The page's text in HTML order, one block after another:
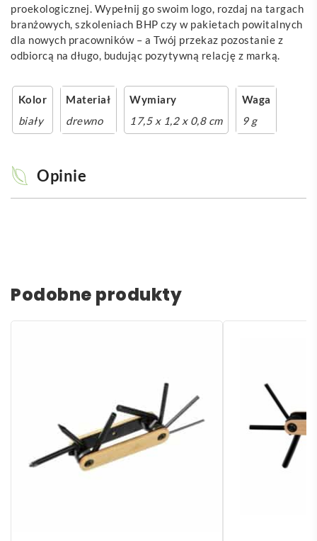
proekologicznej. Wypełnij go swoim logo, rozdaj na targach
branżowych, szkoleniach BHP czy w pakietach powitalnych
dla nowych pracowników – a Twój przekaz pozostanie z
odbiorcą na długo, budując pozytywną relację z marką.
Kolor
biały
Materiał
drewno
Wymiary
17,5 x 1,2 x 0,8 cm
Waga
9 g
Opinie
Podobne produkty